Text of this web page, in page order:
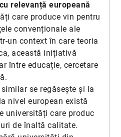
relevanță europeană
care produce vin pentru
convenționale ale
un context în care teoria
această inițiativă
între educație, cercetare
se regăsește și la
nivel european există
universități care produc
de înaltă calitate.